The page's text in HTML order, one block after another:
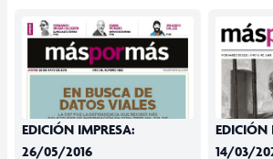
EDICIÓN IMPRESA:
26/05/2016
EDICIÓN
14/03/